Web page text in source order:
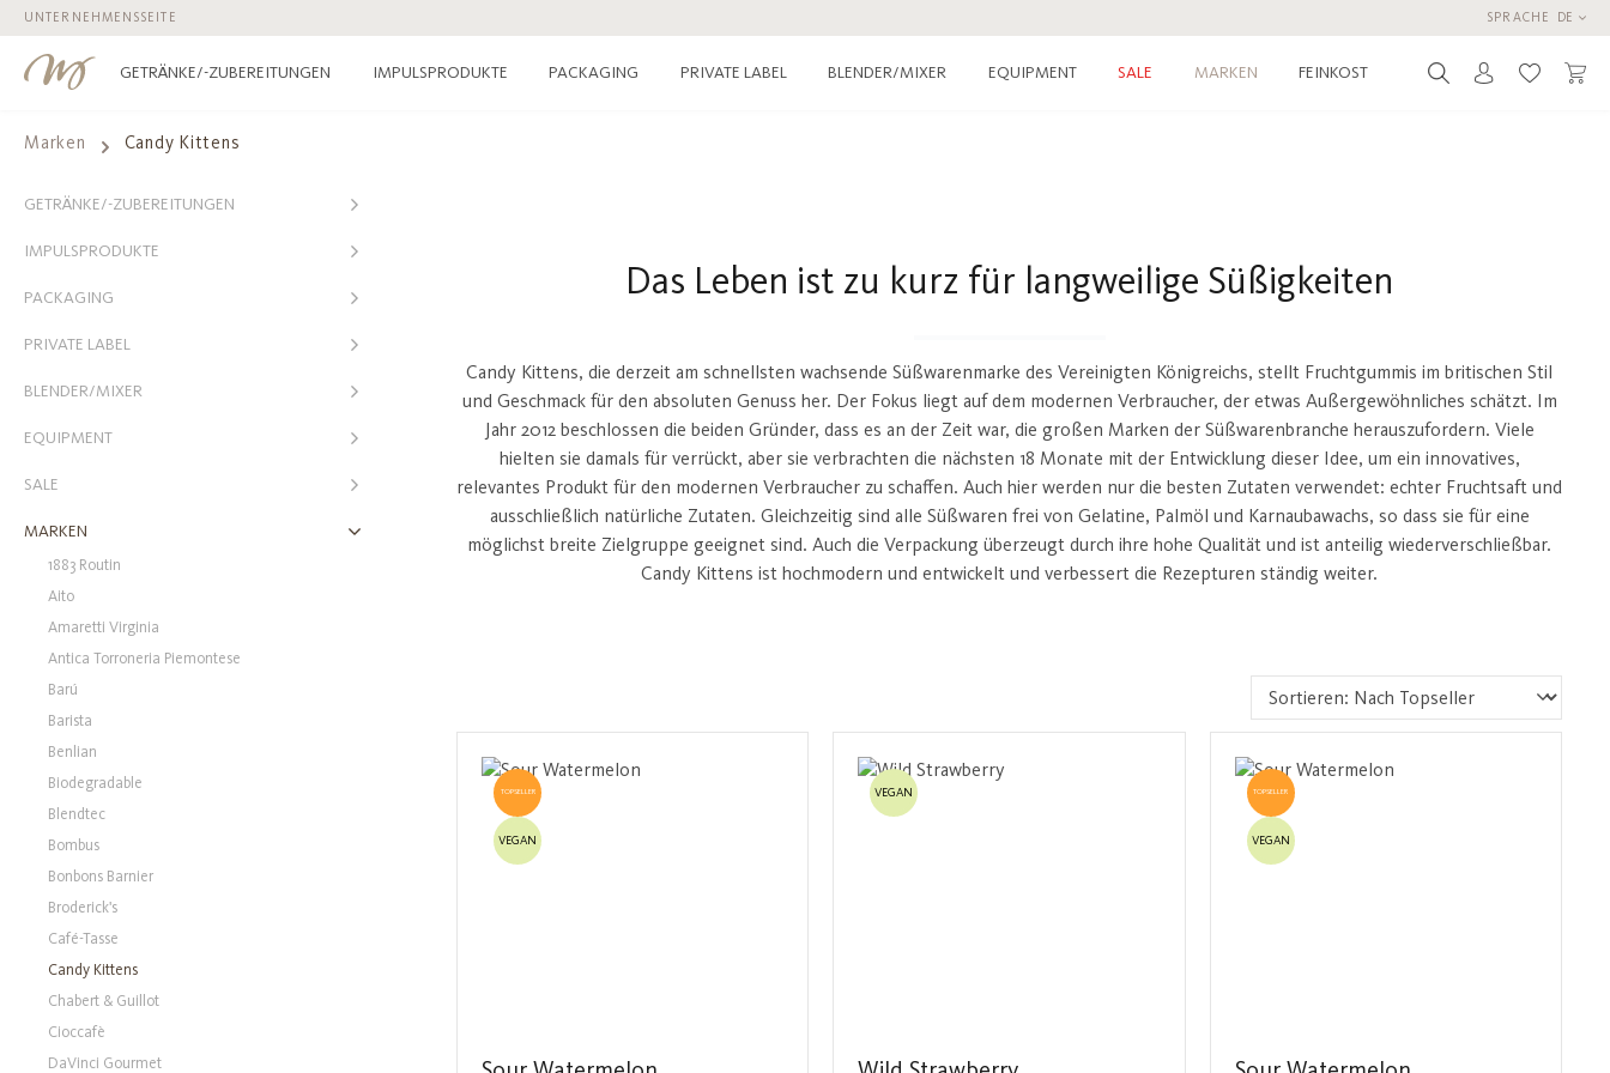
Hauptinhalt springen
Zur Suche springen
Zur Hauptnavigation springen
UNTERNEHMENSSEITE SPRACHE DE
GETRÄNKE/-ZUBEREITUNGEN IMPULSPRODUKTE PACKAGING PRIVATE LABEL BLENDER/MIXER EQUIPMENT SALE MARKEN FEINKOST Du hast 0
Marken Candy Kittens
GETRÄNKE/-ZUBEREITUNGEN
IMPULSPRODUKTE
PACKAGING
PRIVATE LABEL
BLENDER/MIXER
EQUIPMENT
SALE
MARKEN
1883 Routin
Aito
Amaretti Virginia
Antica Torroneria Piemontese
Barú
Barista
Benlian
Biodegradable
Blendtec
Bombus
Bonbons Barnier
Broderick's
Café-Tasse
Candy Kittens
Chabert & Guillot
Cioccafè
DaVinci Gourmet
Das Leben ist zu kurz für langweilige Süßigkeiten
Candy Kittens, die derzeit am schnellsten wachsende Süßwarenmarke des Vereinigten Königreichs, stellt Fruchtgummis im britischen Stil
und Geschmack für den absoluten Genuss her. Der Fokus liegt auf dem modernen Verbraucher, der etwas Außergewöhnliches schätzt. Im
Jahr 2012 beschlossen die beiden Gründer, dass es an der Zeit war, die großen Marken der Süßwarenbranche herauszufordern. Viele
hielten sie damals für verrückt, aber sie verbrachten die nächsten 18 Monate mit der Entwicklung dieser Idee, um ein innovatives,
relevantes Produkt für den modernen Verbraucher zu schaffen. Auch hier werden nur die besten Zutaten verwendet: echter Fruchtsaft und
ausschließlich natürliche Zutaten. Gleichzeitig sind alle Süßwaren frei von Gelatine, Palmöl und Karnaubawachs, so dass sie für eine
möglichst breite Zielgruppe geeignet sind. Auch die Verpackung überzeugt durch ihre hohe Qualität und ist anteilig wiederverschließbar.
Candy Kittens ist hochmodern und entwickelt und verbessert die Rezepturen ständig weiter.
TOPSELLER
VEGAN
VEGAN TOPSELLER
VEGAN